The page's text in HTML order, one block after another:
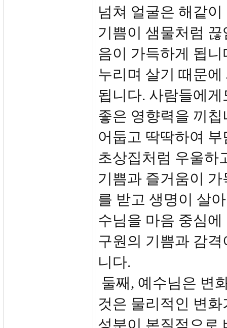
넘쳐 얼굴은 해같
기쁨이 샘물처럼
음이 가득하게 됩
누리며 살기 때문
됩니다. 사람들에
좋은 영향력을 끼
어둡고 딱딱하여
초상집처럼 우울하
기쁨과 즐거움이
를 받고 생명이 살
수님을 마음 중심
구원의 기쁨과 감
니다.
둘째, 예수님은 변
것은 물리적인 변
성분이 본질적으로